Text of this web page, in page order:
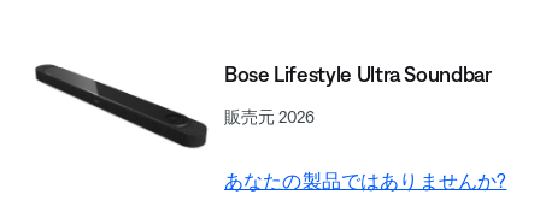
Bose Lifestyle Ultra Soundbar
販売元 2026
あなたの製品ではありませんか?